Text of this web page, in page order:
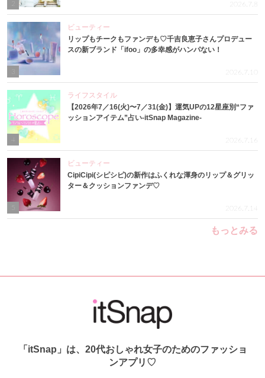
2026.7.8
3
ビューティー
リップもチークもファンデも♡千吉良恵子さんプロデュー
スの新ブランド「ifoo」の多幸感がハンパない！
2026.7.10
4
ライフスタイル
【2026年7／16(火)〜7／31(金)】運気UPの12星座別“ファ
ッションアイテム”占い-itSnap Magazine-
2026.7.16
ビューティー
CipiCipi(シピシピ)の新作はふくれな渾身のリップ＆グリッ
ター＆クッションファンデ♡
2026.7.14
もっとみる
「itSnap」は、20代おしゃれ女子のためのファッショ
ンアプリ♡